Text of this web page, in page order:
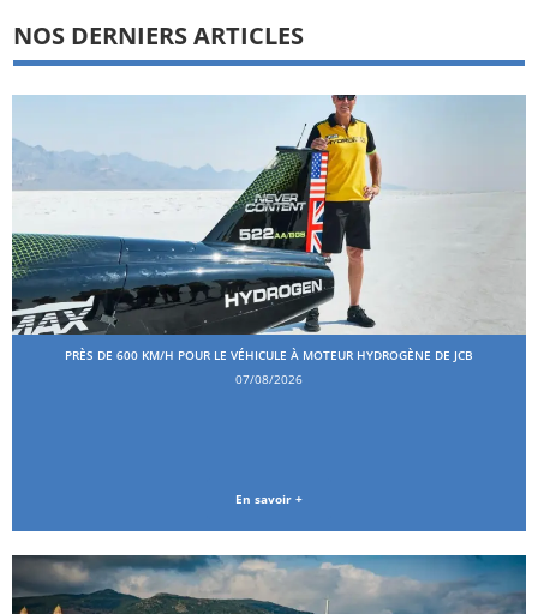
NOS DERNIERS ARTICLES
PRÈS DE 600 KM/H POUR LE VÉHICULE À MOTEUR HYDROGÈNE DE JCB
07/08/2026
En savoir +